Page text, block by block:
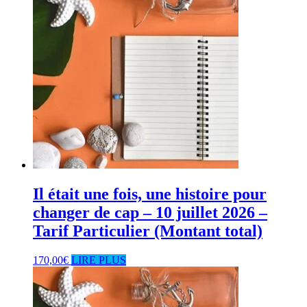
Il était une fois, une histoire pour
changer de cap – 10 juillet 2026 –
Tarif Particulier (Montant total)
170,00€ LIRE PLUS